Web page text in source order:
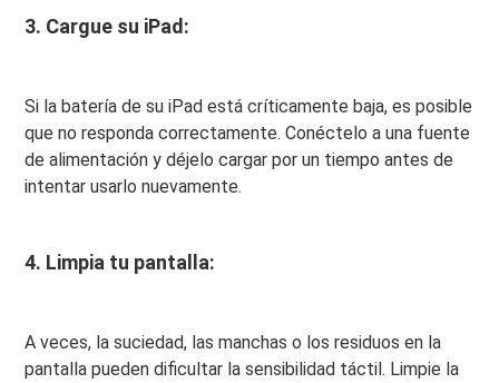
3. Cargue su iPad:
Si la batería de su iPad está críticamente baja, es posible
que no responda correctamente. Conéctelo a una fuente
de alimentación y déjelo cargar por un tiempo antes de
intentar usarlo nuevamente.
4. Limpia tu pantalla:
A veces, la suciedad, las manchas o los residuos en la
pantalla pueden dificultar la sensibilidad táctil. Limpie la